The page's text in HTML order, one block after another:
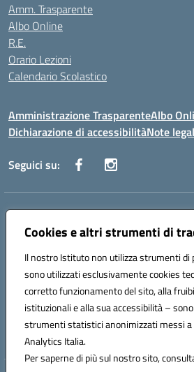
Cookies e altri strumenti di
Il nostro Istituto non utilizza strumenti di
sono utilizzati esclusivamente cookies
corretto funzionamento del sito, alla
istituzionali e alla sua accessibilità –
strumenti statistici anonimizzati messi a
Analytics Italia.
Per saperne di più sul nostro sito,
Amm. Trasparente
Albo Online
R.E.
Orario Lezioni
Calendario Scolastico
Amministrazione TrasparenteAlbo
Dichiarazione di accessibilitàNote
Seguici su:
Indirizzo:Via Vecchini n. 2, Ancona 60123 -
60129
Posta elettronica certificata (PEC):
Codice fiscale: 93122280428
Codice meccanografico:ANIS01200G
Codice Indice delle Pubbliche Amministrazioni
Codice unico di fatturazione (CUF): UF434M